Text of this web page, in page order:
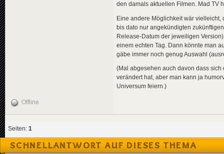
den damals aktuellen Filmen. Mad TV
Eine andere Möglichkeit wär
bis dato nur angekündigten
Release-Datum der jeweiligen
einem echten Tag. Dann könnte man
gäbe immer noch genug Auswahl
(Mal abgesehen auch davon dass
verändert hat, aber man kann ja
Universum feiern.)
Offline
Seiten: 1
SCHNELLANTWORT AUF DIESES THEMA